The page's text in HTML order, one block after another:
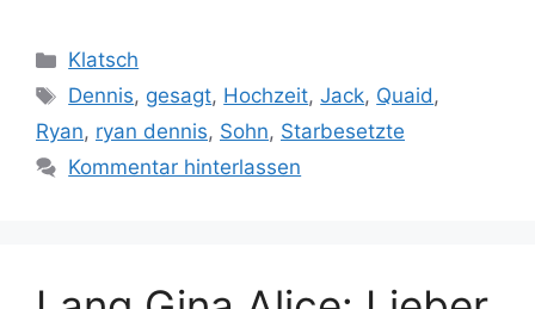
Kategorien
Klatsch
Schlagwörter
Dennis, gesagt, Hochzeit,Jack, Quaid,
Ryan, ryan dennis, Sohn, Starbesetzte
Kommentar hinterlassen